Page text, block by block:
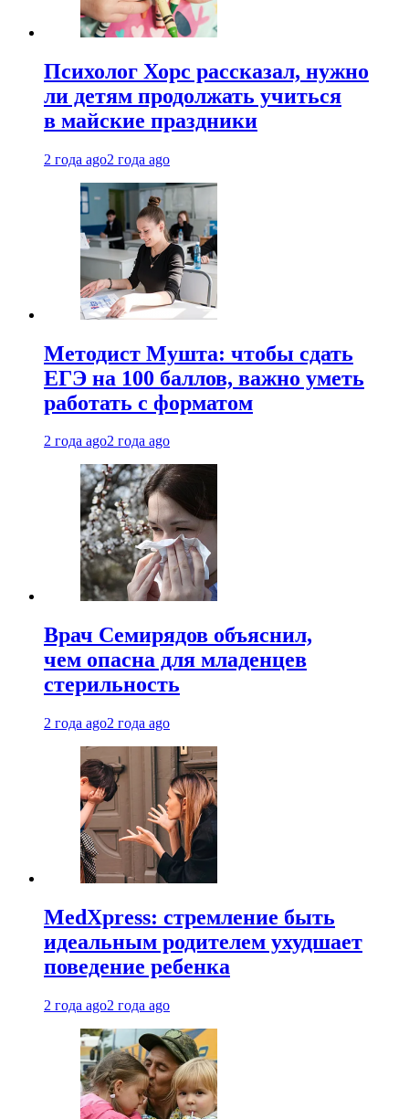
Психолог Хорс рассказал, нужно
ли детям продолжать учиться
в майские праздники
2 года ago2 года ago
Методист Мушта: чтобы сдать
ЕГЭ на 100 баллов, важно уметь
работать с форматом
2 года ago2 года ago
Врач Семирядов объяснил,
чем опасна для младенцев
стерильность
2 года ago2 года ago
MedXpress: стремление быть
идеальным родителем ухудшает
поведение ребенка
2 года ago2 года ago